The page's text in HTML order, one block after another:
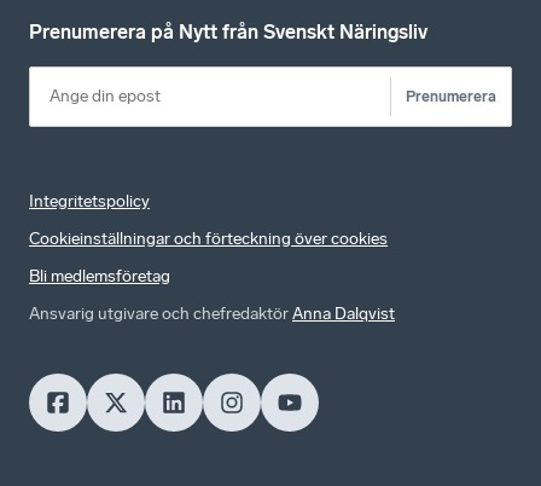
Prenumerera på Nytt från Svenskt Näringsliv
Prenumerera
Integritetspolicy
Cookieinställningar och förteckning över cookies
Bli medlemsföretag
Ansvarig utgivare och chefredaktörAnna Dalqvist